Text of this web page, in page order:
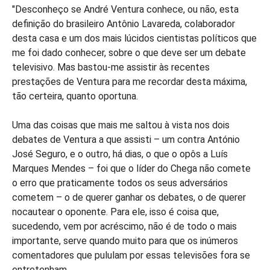
"Desconheço se André Ventura conhece, ou não, esta
definição do brasileiro Antônio Lavareda, colaborador
desta casa e um dos mais lúcidos cientistas políticos que
me foi dado conhecer, sobre o que deve ser um debate
televisivo. Mas bastou-me assistir às recentes
prestações de Ventura para me recordar desta máxima,
tão certeira, quanto oportuna.
Uma das coisas que mais me saltou à vista nos dois
debates de Ventura a que assisti – um contra António
José Seguro, e o outro, há dias, o que o opôs a Luís
Marques Mendes – foi que o líder do Chega não comete
o erro que praticamente todos os seus adversários
cometem – o de querer ganhar os debates, o de querer
nocautear o oponente. Para ele, isso é coisa que,
sucedendo, vem por acréscimo, não é de todo o mais
importante, serve quando muito para que os inúmeros
comentadores que pululam por essas televisões fora se